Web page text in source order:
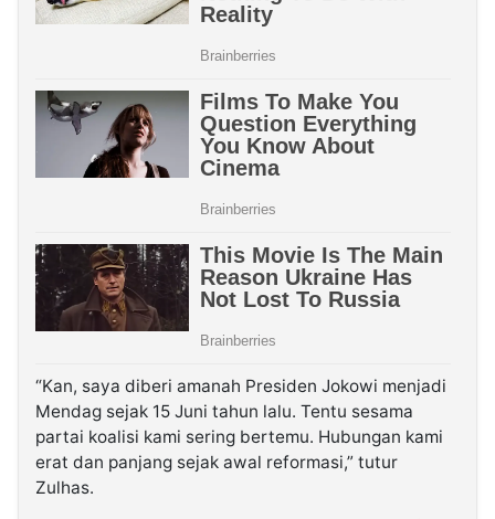
“Kan, saya diberi amanah Presiden Jokowi menjadi
Mendag sejak 15 Juni tahun lalu. Tentu sesama
partai koalisi kami sering bertemu. Hubungan kami
erat dan panjang sejak awal reformasi,” tutur
Zulhas.